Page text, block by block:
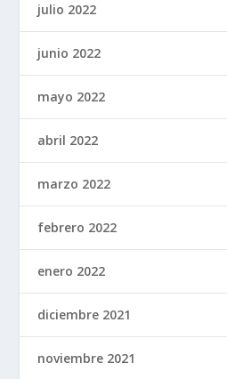
julio 2022
junio 2022
mayo 2022
abril 2022
marzo 2022
febrero 2022
enero 2022
diciembre 2021
noviembre 2021